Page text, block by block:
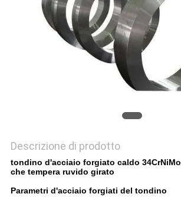
Descrizione di prodotto
tondino d'acciaio forgiato caldo
che tempera ruvido girato
Parametri d'acciaio forgiati del tondino